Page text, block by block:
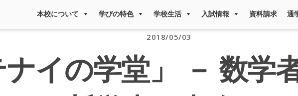
本校について 学びの特色 学校生活 入試情報 資料請求 通
2018/05/03
ナイの学堂」 － 数学